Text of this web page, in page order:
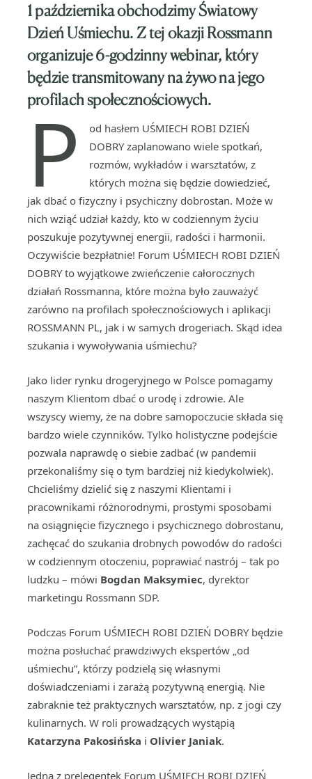
1 października obchodzimy Światowy
Dzień Uśmiechu. Z tej okazji Rossmann
organizuje 6-godzinny webinar, który
będzie transmitowany na żywo na jego
profilach społecznościowych.
P
od hasłem UŚMIECH ROBI DZIEŃ
DOBRY zaplanowano wiele spotkań,
rozmów, wykładów i warsztatów, z
których można się będzie dowiedzieć,
jak dbać o fizyczny i psychiczny dobrostan. Może w
nich wziąć udział każdy, kto w codziennym życiu
poszukuje pozytywnej energii, radości i harmonii.
Oczywiście bezpłatnie! Forum UŚMIECH ROBI DZIEŃ
DOBRY to wyjątkowe zwieńczenie całorocznych
działań Rossmanna, które można było zauważyć
zarówno na profilach społecznościowych i aplikacji
ROSSMANN PL, jak i w samych drogeriach. Skąd idea
szukania i wywoływania uśmiechu?
Jako lider rynku drogeryjnego w Polsce pomagamy
naszym Klientom dbać o urodę i zdrowie. Ale
wszyscy wiemy, że na dobre samopoczucie składa się
bardzo wiele czynników. Tylko holistyczne podejście
pozwala naprawdę o siebie zadbać (w pandemii
przekonaliśmy się o tym bardziej niż kiedykolwiek).
Chcieliśmy dzielić się z naszymi Klientami i
pracownikami różnorodnymi, prostymi sposobami
na osiągnięcie fizycznego i psychicznego dobrostanu,
zachęcać do szukania drobnych powodów do radości
w codziennym otoczeniu, poprawiać nastrój – tak po
ludzku – mówi Bogdan Maksymiec, dyrektor
marketingu Rossmann SDP.
Podczas Forum UŚMIECH ROBI DZIEŃ DOBRY będzie
można posłuchać prawdziwych ekspertów „od
uśmiechu”, którzy podzielą się własnymi
doświadczeniami i zarażą pozytywną energią. Nie
zabraknie też praktycznych warsztatów, np. z jogi czy
kulinarnych. W roli prowadzących wystąpią
Katarzyna Pakosińska i Olivier Janiak.
Jedna z prelegentek Forum UŚMIECH ROBI DZIEŃ